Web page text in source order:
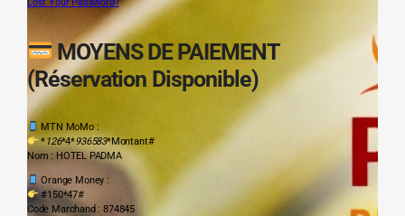
Lost Your Password?
MOYENS DE PAIEMENT
(Réservation Disponible)
MTN MoMo :
*126*4*936583*Montant#
Nom : HOTEL PADMA
Orange Money :
#150*47#
Code Marchand : 874845